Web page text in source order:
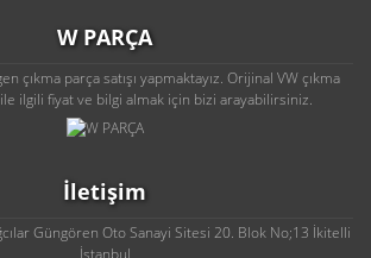
W PARÇA
çıkma parça satışı yapmaktayız. Orijinal VW çıkma
ilgili fiyat ve bilgi almak için bizi arayabilirsiniz.
İletişim
Güngören Oto Sanayi Sitesi 20. Blok No;13 İkitelli